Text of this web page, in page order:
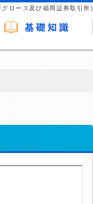
ロース及び福岡証券取引所)